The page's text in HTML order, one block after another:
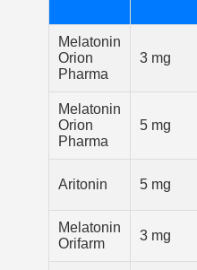
Melatonin
Orion
Pharma
3 mg
Melatonin
Orion
Pharma
5 mg
Aritonin 5 mg
Melatonin
Orifarm
3 mg